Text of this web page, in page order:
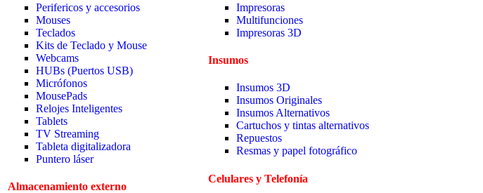
Perifericos y accesorios
Mouses
Teclados
Kits de Teclado y Mouse
Webcams
HUBs (Puertos USB)
Micrófonos
MousePads
Relojes Inteligentes
Tablets
TV Streaming
Tableta digitalizadora
Puntero láser
Almacenamiento externo
Impresoras
Multifunciones
Impresoras 3D
Insumos
Insumos 3D
Insumos Originales
Insumos Alternativos
Cartuchos y tintas alternativos
Repuestos
Resmas y papel fotográfico
Celulares y Telefonía